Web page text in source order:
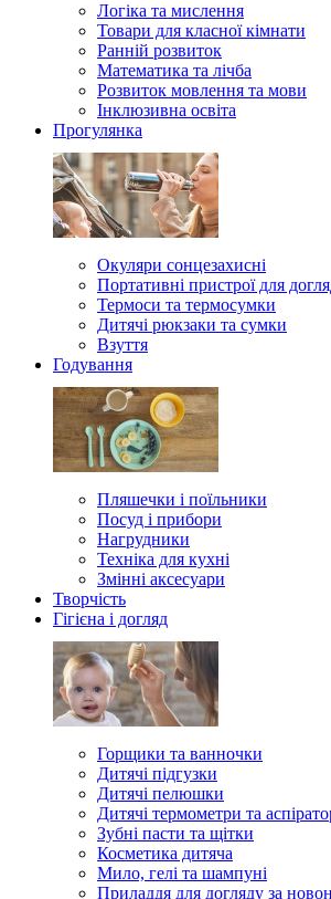
Логіка та мислення
Товари для класної кімнати
Ранній розвиток
Математика та лічба
Розвиток мовлення та мови
Інклюзивна освіта
Прогулянка
Окуляри сонцезахисні
Портативні пристрої для
Термоси та термосумки
Дитячі рюкзаки та сумки
Взуття
Годування
Пляшечки і поїльники
Посуд і прибори
Нагрудники
Техніка для кухні
Змінні аксесуари
Творчість
Гігієна і догляд
Горщики та ванночки
Дитячі підгузки
Дитячі пелюшки
Дитячі термометри та
Зубні пасти та щітки
Косметика дитяча
Мило, гелі та шампуні
Приладдя для догляду за